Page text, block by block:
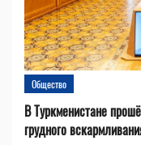
Общество
В Туркменистане
грудного